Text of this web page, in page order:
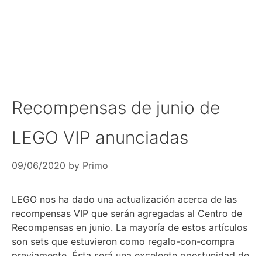
Recompensas de junio de
LEGO VIP anunciadas
09/06/2020 by Primo
LEGO nos ha dado una actualización acerca de las
recompensas VIP que serán agregadas al Centro de
Recompensas en junio. La mayoría de estos artículos
son sets que estuvieron como regalo-con-compra